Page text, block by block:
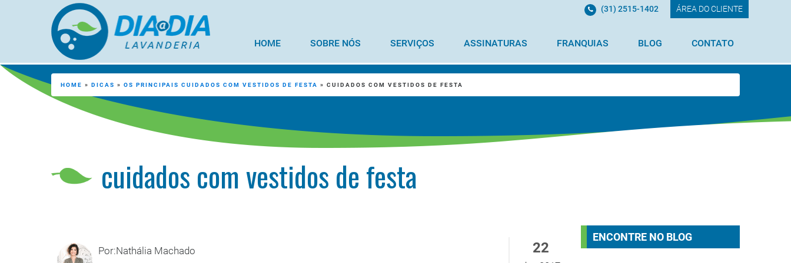
ÁREA DO CLIENTE
(31) 2515-1402
HOME SOBRE NÓS SERVIÇOS ASSINATURAS FRANQUIAS BLOG CONTATO
cuidados com vestidos de festa
HOME » DICAS » OS PRINCIPAIS CUIDADOS COM VESTIDOS DE FESTA » CUIDADOS COM VESTIDOS DE FESTA
Por:Nathália Machado 22
ENCONTRE NO BLOG